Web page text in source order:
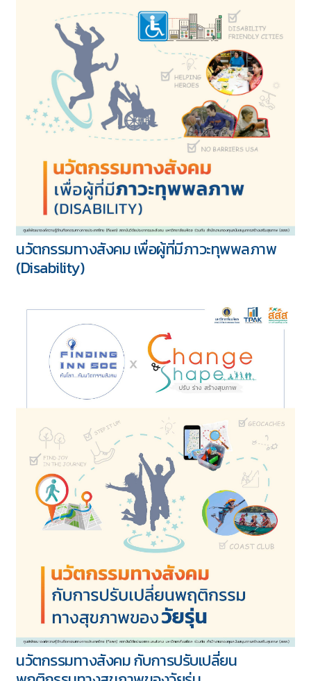
“เด็กและวัยรุ่นหญิง กับการเพิ่มโอกาสด้าน
กิจกรรมทางกาย”
นวัตกรรมทางสังคม เพื่อผู้ที่มีภาวะทุพพลภาพ